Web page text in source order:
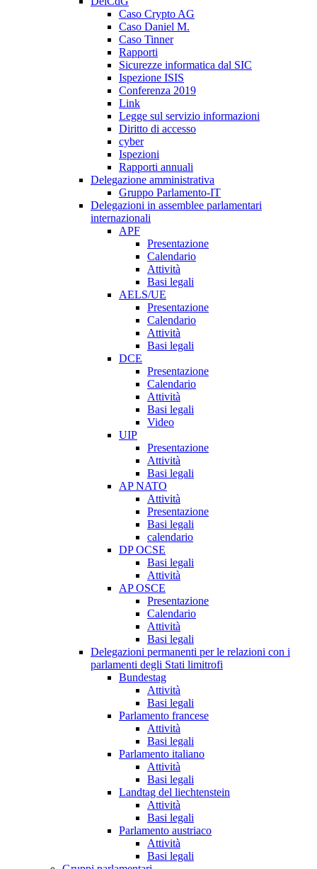
Caso Crypto AG
Caso Daniel M.
Caso Tinner
Rapporti
Sicurezze informatica dal SIC
Ispezione ISIS
Conferenza 2019
Link
Legge sul servizio informazioni
Diritto di accesso
cyber
Ispezioni
Rapporti annuali
Delegazione amministrativa
Gruppo Parlamento-IT
Delegazioni in assemblee parlamentari
internazionali
APF
Presentazione
Calendario
Attività
Basi legali
AELS/UE
Presentazione
Calendario
Attività
Basi legali
DCE
Presentazione
Calendario
Attività
Basi legali
Video
UIP
Presentazione
Attività
Basi legali
AP NATO
Attività
Presentazione
Basi legali
calendario
DP OCSE
Basi legali
Attività
AP OSCE
Presentazione
Calendario
Attività
Basi legali
Delegazioni permanenti per le relazioni con i
parlamenti degli Stati limitrofi
Bundestag
Attività
Basi legali
Parlamento francese
Attività
Basi legali
Parlamento italiano
Attività
Basi legali
Landtag del liechtenstein
Attività
Basi legali
Parlamento austriaco
Attività
Basi legali